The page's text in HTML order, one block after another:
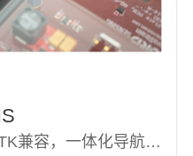
3DM-GQ7-GNSS/INS RTK兼容，一体化导航解决方案